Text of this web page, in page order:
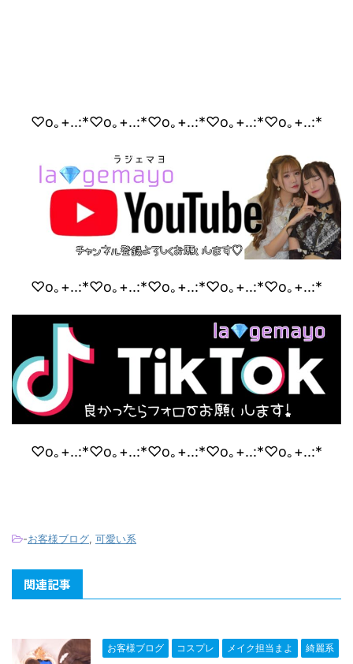
♡o｡+..:*♡o｡+..:*♡o｡+..:*♡o｡+..:*♡o｡+..:*
♡o｡+..:*♡o｡+..:*♡o｡+..:*♡o｡+..:*♡o｡+..:*
♡o｡+..:*♡o｡+..:*♡o｡+..:*♡o｡+..:*♡o｡+..:*
-お客様ブログ, 可愛い系
関連記事
お客様ブログ コスプレ メイク担当まよ 綺麗系